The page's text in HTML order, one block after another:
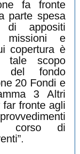
fa fronte
parte spesa
di appositi
missioni e
copertura è
tale scopo
del fondo
20 Fondi e
3 Altri
far fronte agli
corso di